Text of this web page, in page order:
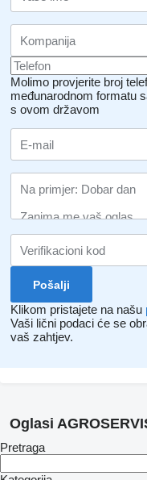
Molimo provjerite broj
međunarodnom formatu
s ovom državom
Klikom pristajete na našu
Vaši lični podaci će se
vaš zahtjev.
Oglasi
Pretraga